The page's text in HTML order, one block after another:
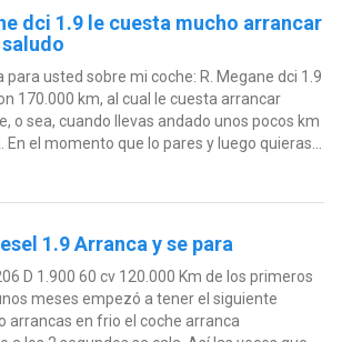
dci 1.9 le cuesta mucho arrancar
usted sobre mi coche: R. Megane dci 1.9
170.000 km, al cual le cuesta arrancar
o sea, cuando llevas andado unos pocos km
el momento que lo pares y luego quieras...
1.9 Arranca y se para
D 1.900 60 cv 120.000 Km de los primeros
meses empezó a tener el siguiente
arrancas en frio el coche arranca